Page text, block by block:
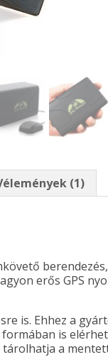
(1)
erős GPS
is. Ehhez a
is
a